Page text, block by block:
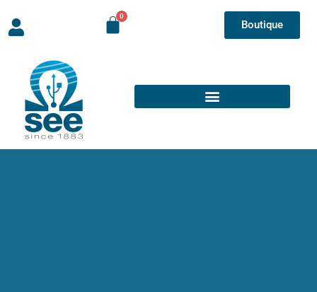
Boutique